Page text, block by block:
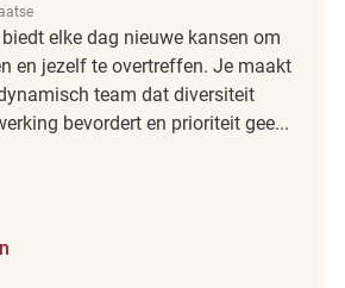
elke dag nieuwe kansen om
en jezelf te overtreffen. Je maakt
team dat diversiteit
bevordert en prioriteit gee...
Coordinator REQ140862